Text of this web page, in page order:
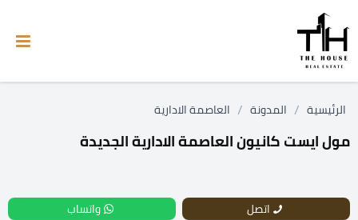
الرئيسية / المدونة / العاصمة الادارية
مول ايست كانيون العاصمة الادارية الجديدة
اتصل واتساب